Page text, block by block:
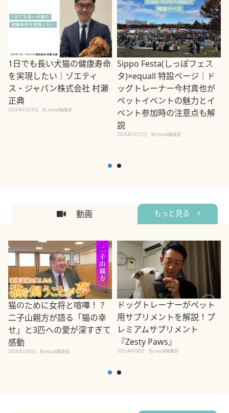
1日でも長い犬猫の健康寿命
を実現したい｜ゾエティ
ス・ジャパン株式会社 村瀬
正典
2026年5月29日 By equall編集部
Sippo Festa(しっぽフェス
タ)×equall 特設ページ｜ド
ッグトレーナー今村真也が
ペットイベントの魅力とイ
ベント参加時の注意点も解
説
2026年5月12日 By equall編集部
動画 もっと見る +
猫のために女将と喧嘩！？
二子山親方が語る「猫の幸
せ」と3匹への愛が深すぎて
感動
2026年2月4日 By equall編集部
ドッグトレーナーがペット
用サプリメントを解説！プ
レミアムサプリメント
『Zesty Paws』
2025年8月8日 By equall編集部